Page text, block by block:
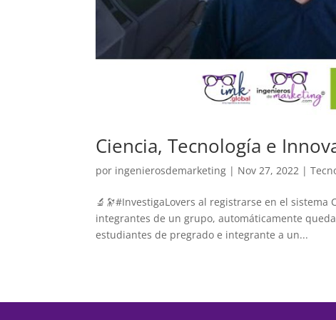
Ciencia, Tecnología e
por ingenierosdemarketing | Nov 27, 2022 |
🔬🔭#InvestigaLovers al registrarse en el sistema
integrantes de un grupo, automáticamente
estudiantes de pregrado e integrante a un...